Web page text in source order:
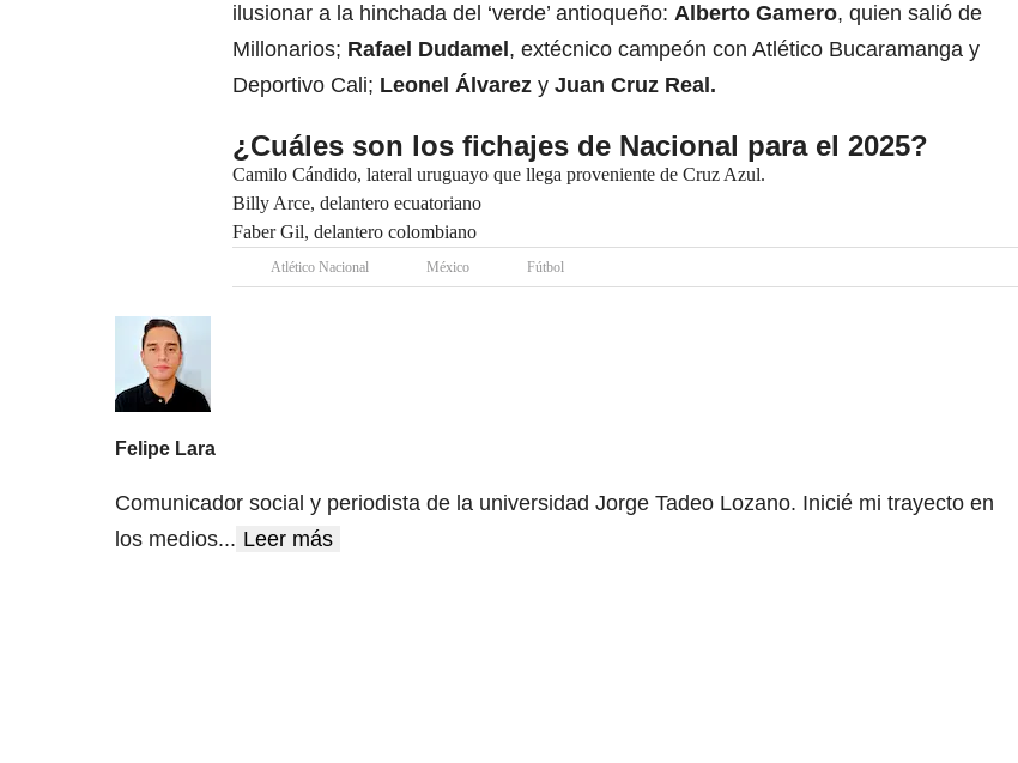
ilusionar a la hinchada del ‘verde’ antioqueño: Alberto Gamero, quien salió de
Millonarios; Rafael Dudamel , extécnico campeón con Atlético Bucaramanga y
Deportivo Cali; Leonel Álvarez y Juan Cruz Real.
¿Cuáles son los fichajes de Nacional para el 2025?
Camilo Cándido, lateral uruguayo que llega proveniente de Cruz Azul.
Billy Arce, delantero ecuatoriano
Faber Gil, delantero colombiano
Atlético Nacional México Fútbol
Felipe Lara
Comunicador social y periodista de la universidad Jorge Tadeo Lozano. Inicié mi trayecto en
los medios... Leer más